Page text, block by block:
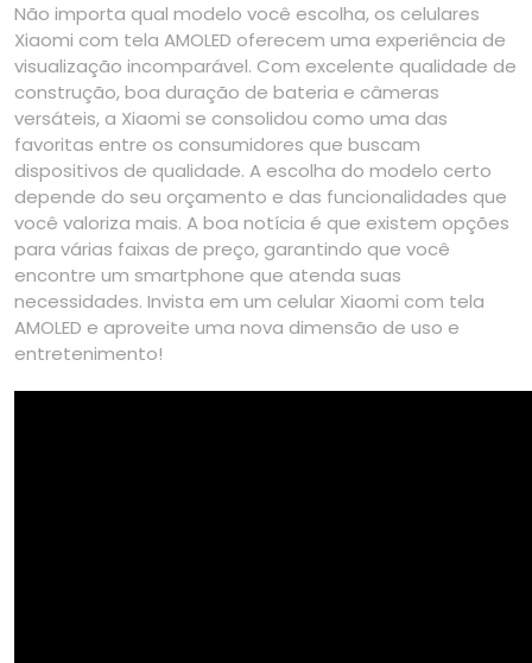
Não importa qual modelo você escolha, os celulares
Xiaomi com tela AMOLED oferecem uma experiência de
visualização incomparável. Com excelente qualidade de
construção, boa duração de bateria e câmeras
versáteis, a Xiaomi se consolidou como uma das
favoritas entre os consumidores que buscam
dispositivos de qualidade. A escolha do modelo certo
depende do seu orçamento e das funcionalidades que
você valoriza mais. A boa notícia é que existem opções
para várias faixas de preço, garantindo que você
encontre um smartphone que atenda suas
necessidades. Invista em um celular Xiaomi com tela
AMOLED e aproveite uma nova dimensão de uso e
entretenimento!